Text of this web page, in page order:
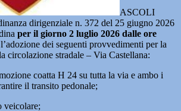
ASCOLI
dirigenziale n. 372 del 25 giugno 2026
per il giorno 2 luglio 2026 dalle ore
l’adozione dei seguenti provvedimenti per la
circolazione stradale – Via Castellana:
coatta H 24 su tutta la via e ambo i
il transito pedonale;
veicolare;